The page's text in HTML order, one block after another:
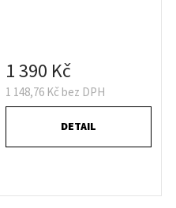
1 148,76 Kč bez DPH
1 390 Kč
DETAIL